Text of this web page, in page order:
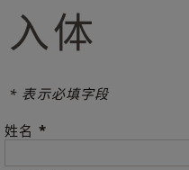
入体
* 表示必填字段
姓名 *